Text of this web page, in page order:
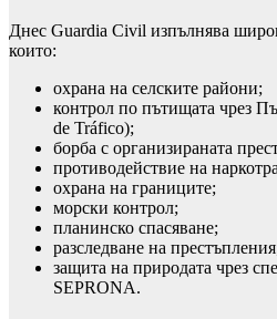
Днес Guardia Civil изпълнява
които:
охрана на селските райони;
контрол по пътищата чрез
de Tráfico);
борба с организираната
противодействие на
охрана на границите;
морски контрол;
планинско спасяване;
разследване на
защита на природата чрез
SEPRONA.